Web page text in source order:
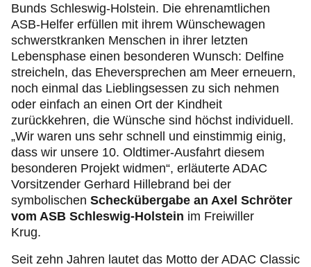
Bunds Schleswig-Holstein. Die ehrenamtlichen
ASB-Helfer erfüllen mit ihrem Wünschewagen
schwerstkranken Menschen in ihrer letzten
Lebensphase einen besonderen Wunsch: Delfine
streicheln, das Eheversprechen am Meer erneuern,
noch einmal das Lieblingsessen zu sich nehmen
oder einfach an einen Ort der Kindheit
zurückkehren, die Wünsche sind höchst individuell.
„Wir waren uns sehr schnell und einstimmig einig,
dass wir unsere 10. Oldtimer-Ausfahrt diesem
besonderen Projekt widmen“, erläuterte ADAC
Vorsitzender Gerhard Hillebrand bei der
symbolischen Scheckübergabe an Axel Schröter
vom ASB Schleswig-Holstein im Freiwiller
Krug.
Seit zehn Jahren lautet das Motto der ADAC Classic